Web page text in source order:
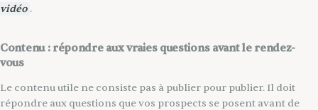
vidéo .
Contenu : répondre aux vraies questions avant le rendez-
vous
Le contenu utile ne consiste pas à publier pour publier. Il doit
répondre aux questions que vos prospects se posent avant de